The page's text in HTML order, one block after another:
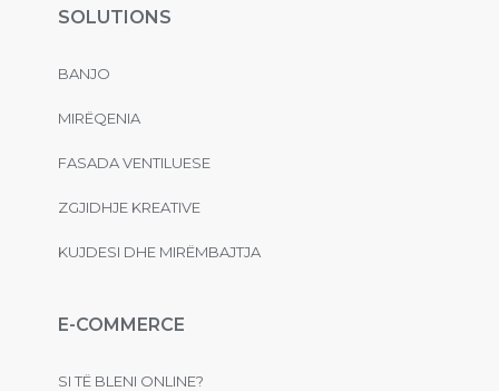
SOLUTIONS
BANJO
MIRËQENIA
FASADA VENTILUESE
ZGJIDHJE KREATIVE
KUJDESI DHE MIRËMBAJTJA
E-COMMERCE
SI TË BLENI ONLINE?